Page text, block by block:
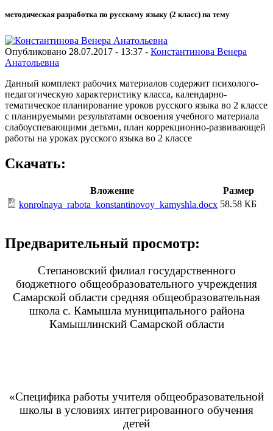
методическая разработка по русскому языку (2 класс) на тему
Опубликовано 28.07.2017 - 13:37 - Константинова Венера
Анатольевна
Данный комплект рабочих материалов содержит психолого-
педагогическую характеристику класса, календарно-
тематическое планирование уроков русского языка во 2 классе
с планируемыми результатами освоения учебного материала
слабоуспевающими детьми, план коррекционно-развивающей
работы на уроках русского языка во 2 классе
Скачать:
Вложение
Размер
konrolnaya_rabota_konstantinovoy_kamyshla.docx 58.58 КБ
Предварительный просмотр:
Степановский филиал государственного
бюджетного общеобразовательного учреждения
Самарской области средняя общеобразовательная
школа с. Камышла муниципального района
Камышлинский Самарской области
«Специфика работы учителя общеобразовательной
школы в условиях интегрированного обучения
детей